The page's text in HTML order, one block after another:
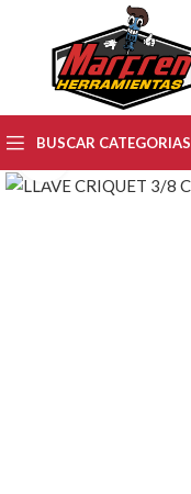
BUSCAR CATEGORIAS
Clic para ampliar